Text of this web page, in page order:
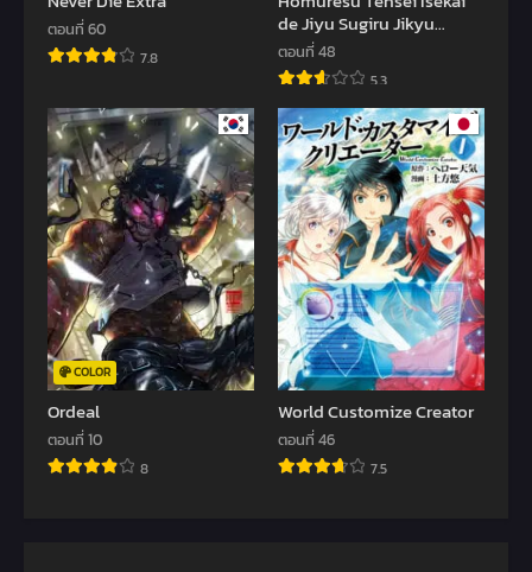
ตอนที่ 60
7.8
de Jiyu Sugiru Jikyu
Jisoku Seikatsu
ตอนที่ 48
5.3
COLOR
Ordeal
ตอนที่ 10
8
World Customize Creator
ตอนที่ 46
7.5